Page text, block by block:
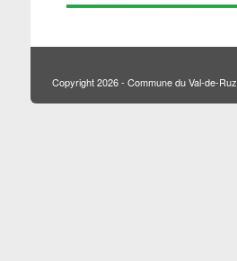
Copyright 2026 - Commune du Val-de-Ruz